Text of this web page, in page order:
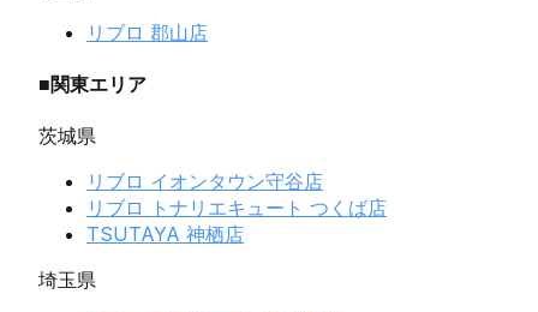
リブロ 郡山店
■関東エリア
茨城県
リブロ イオンタウン守谷店
リブロ トナリエキュート つくば店
TSUTAYA 神栖店
埼玉県